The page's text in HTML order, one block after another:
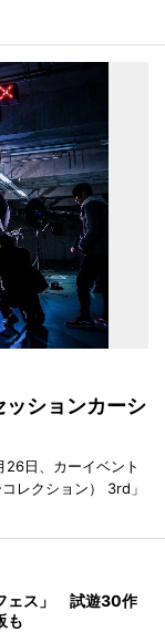
ションカーシ
日、カーイベント
レクション） 3rd」
ェス」 試遊30作
も